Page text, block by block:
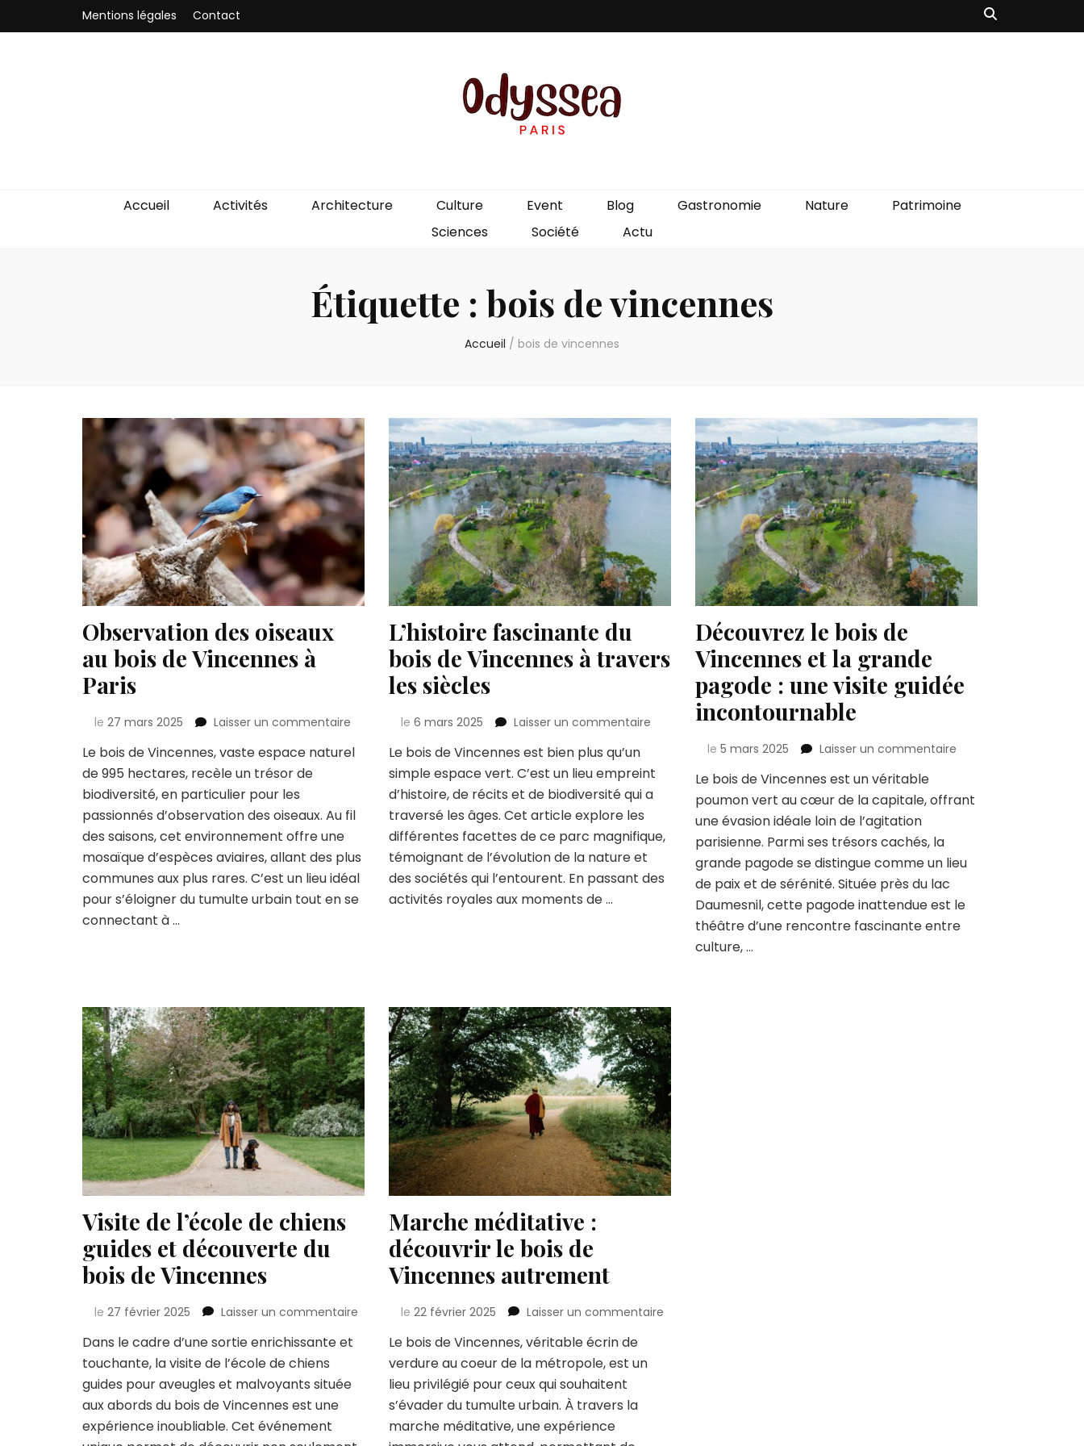
Mentions légales Contact
Accueil Activités Architecture Culture Event Blog Gastronomie Nature
Patrimoine
Sciences
Société Actu
Étiquette : bois de vincennes
Accueil / bois de vincennes
Observation des oiseaux
au bois de Vincennes à
Paris
le 27 mars 2025 Laisser un commentaire
des
oiseaux
bois
de
Vincennes
à
Paris
Le bois de Vincennes, vaste espace naturel
de 995 hectares, recèle un trésor de
biodiversité, en particulier pour les
passionnés d’observation des oiseaux. Au fil
des saisons, cet environnement offre une
mosaïque d’espèces aviaires, allant des plus
communes aux plus rares. C’est un lieu idéal
pour s’éloigner du tumulte urbain tout en se
connectant à …
L’histoire fascinante du
bois de Vincennes à travers
les siècles
le 6 mars 2025 Laisser un commentairesur
fascinante
du
bois
Vincennes
à
les
Le bois de Vincennes est bien plus qu’un
simple espace vert. C’est un lieu empreint
d’histoire, de récits et de biodiversité qui a
traversé les âges. Cet article explore les
différentes facettes de ce parc magnifique,
témoignant de l’évolution de la nature et
des sociétés qui l’entourent. En passant des
activités royales aux moments de …
Découvrez le bois de
Vincennes et la grande
pagode : une visite guidée
incontournable
le 5 mars 2025 Laisser un commentairesur
bois
la
pagode
une
Le bois de Vincennes est un véritable
poumon vert au cœur de la capitale, offrant
une évasion idéale loin de l’agitation
parisienne. Parmi ses trésors cachés, la
grande pagode se distingue comme un lieu
de paix et de sérénité. Située près du lac
Daumesnil, cette pagode inattendue est le
théâtre d’une rencontre fascinante entre
culture, …
Visite de l’école de chiens
guides et découverte du
bois de Vincennes
le 27 février 2025 Laisser un commentaire
l’école
guides
Dans le cadre d’une sortie enrichissante et
touchante, la visite de l’école de chiens
guides pour aveugles et malvoyants située
aux abords du bois de Vincennes est une
expérience inoubliable. Cet événement
Marche méditative :
découvrir le bois de
Vincennes autrement
le 22 février 2025 Laisser un commentairesur
Le bois de Vincennes, véritable écrin de
verdure au coeur de la métropole, est un
lieu privilégié pour ceux qui souhaitent
s’évader du tumulte urbain. À travers la
marche méditative, une expérience